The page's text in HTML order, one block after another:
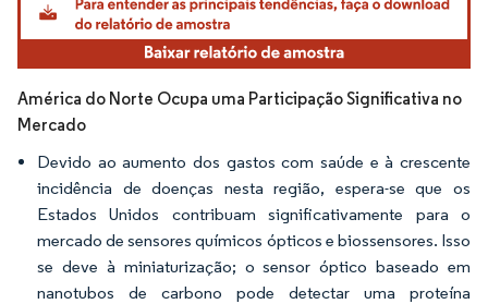
América do Norte Ocupa uma Participação Significativa no
Mercado
Devido ao aumento dos gastos com saúde e à crescente
incidência de doenças nesta região, espera-se que os
Estados Unidos contribuam significativamente para o
mercado de sensores químicos ópticos e biossensores. Isso
se deve à miniaturização; o sensor óptico baseado em
nanotubos de carbono pode detectar uma proteína